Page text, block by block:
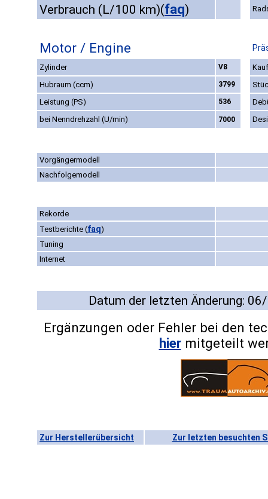
Verbrauch (L/100 km)(faq)
Motor / Engine
Zylinder V8
Hubraum (ccm)
3799
Leistung (PS)
536
bei Nenndrehzahl (U/min)
7000
Vorgängermodell
Nachfolgemodell
Rekorde
Testberichte (faq)
Tuning
Internet
Datum der letzten Änderung:
Ergänzungen oder Fehler bei den
hiermitgeteilt
Zur Herstellerübersicht Zur letzten besuchten